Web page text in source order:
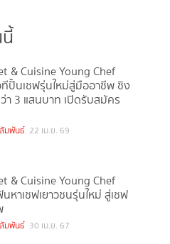
& Cuisine Young Chef
ทีปั้นเชฟรุ่นใหม่สู่มืออาชีพ ชิง
า 3 แสนบาท เปิดรับสมัคร
มพันธ์ 22 เม.ย. 69
& Cuisine Young Chef
หาเชฟเยาวชนรุ่นใหม่ สู่เชฟ
มพันธ์ 30 เม.ย. 67